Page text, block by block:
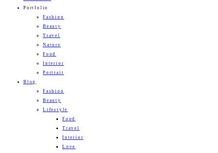
Portfolio
Fashion
Beauty
Travel
Nature
Food
Interior
Portrait
Blog
Fashion
Beauty
Lifestyle
Food
Travel
Interior
Love